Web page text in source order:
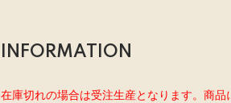
INFORMATION
在庫切れの場合は受注生産となります。商